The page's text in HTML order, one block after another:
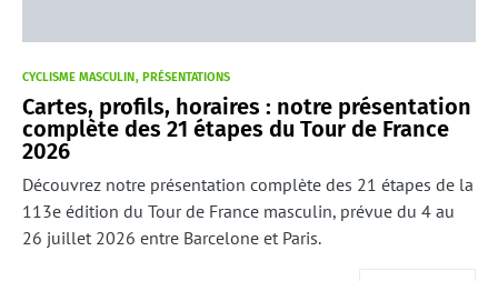
CYCLISME MASCULIN PRÉSENTATIONS
Cartes, profils, horaires : notre présentation
complète des 21 étapes du Tour de France
2026
Découvrez notre présentation complète des 21 étapes de la
113e édition du Tour de France masculin, prévue du 4 au
26 juillet 2026 entre Barcelone et Paris.